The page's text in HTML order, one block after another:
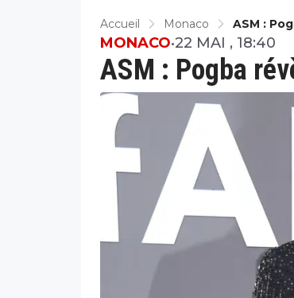
Accueil Monaco ASM :
ASM : Pogba
MONACO•22 MAI , 18:40